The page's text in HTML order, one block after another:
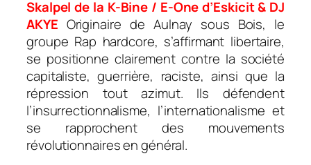
Skalpel de la K-Bine / E-One d’Eskicit & DJ
AKYE Originaire de Aulnay sous Bois, le
groupe Rap hardcore, s’affirmant libertaire,
se positionne clairement contre la société
capitaliste, guerrière, raciste, ainsi que la
répression tout azimut. Ils défendent
l’insurrectionnalisme, l’internationalisme et
se rapprochent des mouvements
révolutionnaires en général.